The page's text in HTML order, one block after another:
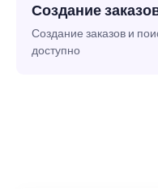
Создание
Создание заказов и
доступно